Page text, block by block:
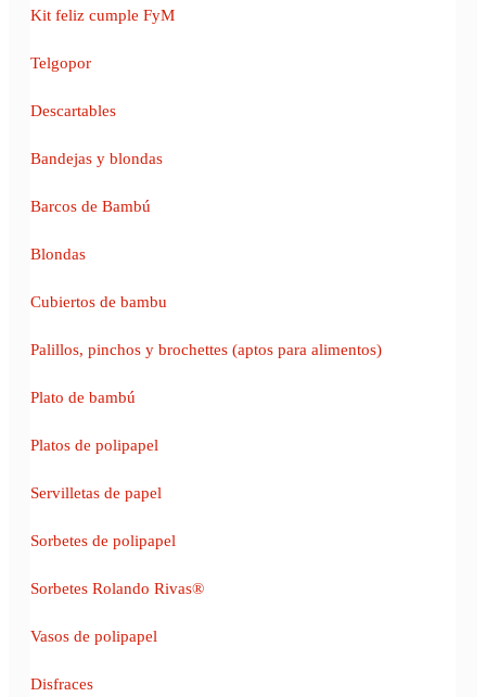
Kit feliz cumple FyM
Telgopor
Descartables
Bandejas y blondas
Barcos de Bambú
Blondas
Cubiertos de bambu
Palillos, pinchos y brochettes (aptos para alimentos)
Plato de bambú
Platos de polipapel
Servilletas de papel
Sorbetes de polipapel
Sorbetes Rolando Rivas®
Vasos de polipapel
Disfraces